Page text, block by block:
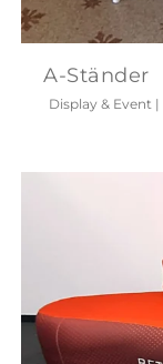
A-Ständer
Display & Event |